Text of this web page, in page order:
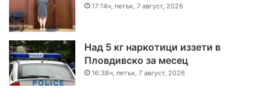
17:14ч, петък, 7 август, 2026
Над 5 кг наркотици иззети в
Пловдивско за месец
16:38ч, петък, 7 август, 2026